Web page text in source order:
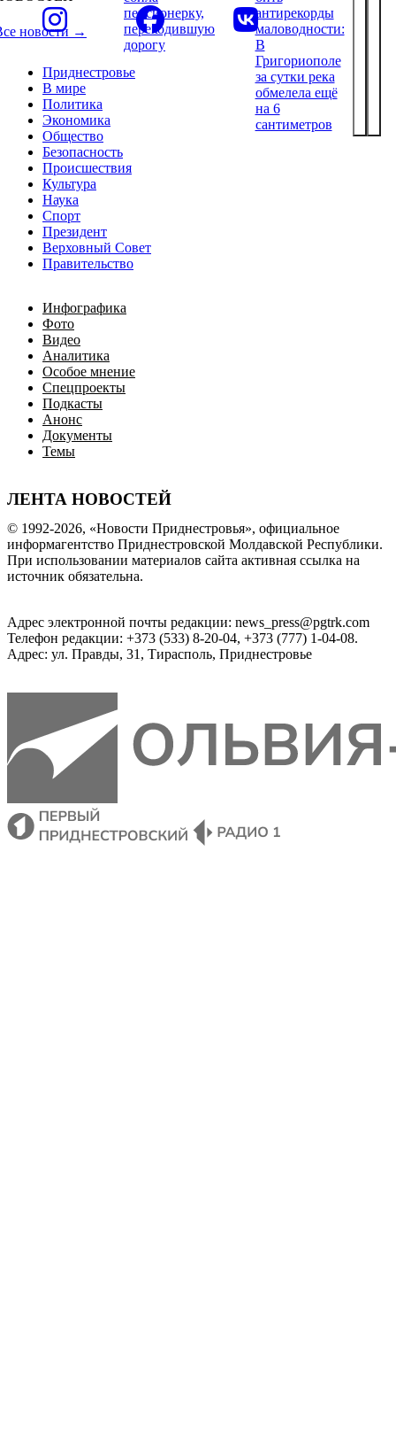
Приднестровье
В мире
Политика
Экономика
Общество
Безопасность
Происшествия
Культура
Наука
Спорт
Президент
Верховный Совет
Правительство
Инфографика
Фото
Видео
Аналитика
Особое мнение
Спецпроекты
Подкасты
Анонс
Документы
Темы
ЛЕНТА НОВОСТЕЙ
новости →
пенсионерку,
переходившую
дорогу
антирекорды
маловодности:
В
Григориополе
за сутки река
обмелела ещё
на 6
сантиметров
© 1992-2026, «Новости Приднестровья», официальное
информагентство Приднестровской Молдавской Республики.
При использовании материалов сайта активная ссылка на
источник обязательна.
Адрес электронной почты редакции: news_press@pgtrk.com
Телефон редакции: +373 (533) 8-20-04, +373 (777) 1-04-08.
Адрес: ул. Правды, 31, Тирасполь, Приднестровье